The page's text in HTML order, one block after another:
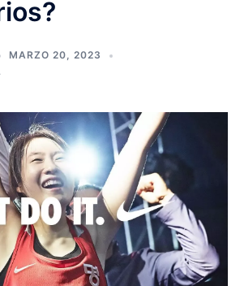
MARZO 20, 2023